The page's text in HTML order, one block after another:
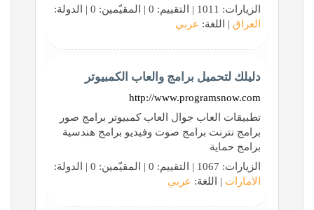
الزيارات: 1011 | التقييم: 0 | المقيّمين: 0 | الدولة:
العراق | اللغة: عربي
دليلك لتحميل برامج والعاب الكمبيوتر
http://www.programsnow.com
تطبيقات العاب جوال العاب كمبيوتر برامج صور
برامج نترنت برامج صوت وفيديو برامج هندسية
برامج حماية
الزيارات: 1067 | التقييم: 0 | المقيّمين: 0 | الدولة:
الامارات | اللغة: عربي